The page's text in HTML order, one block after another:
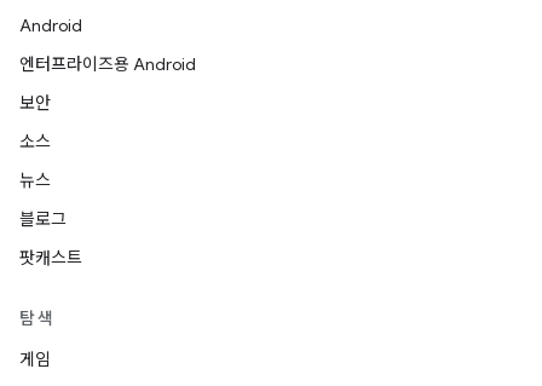
Android
엔터프라이즈용 Android
보안
소스
뉴스
블로그
팟캐스트
탐색
게임